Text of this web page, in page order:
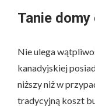
Tanie domy
Nie ulega
kanadyjskiej
niższy niż w
tradycyjną koszt